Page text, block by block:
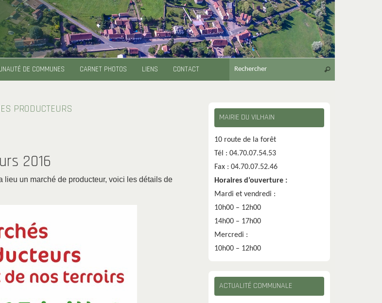
DE COMMUNES CARNET PHOTOS LIENS CONTACT Rechercher
PRODUCTEURS
2016
un marché de producteur, voici les détails de
MAIRIE DU VILHAIN
10 route de la forêt
Tél : 04.70.07.54.53
Fax : 04.70.07.52.46
Horaires d’ouverture :
Mardi et vendredi :
10h00 – 12h00
14h00 – 17h00
Mercredi :
10h00 – 12h00
ACTUALITÉ COMMUNALE